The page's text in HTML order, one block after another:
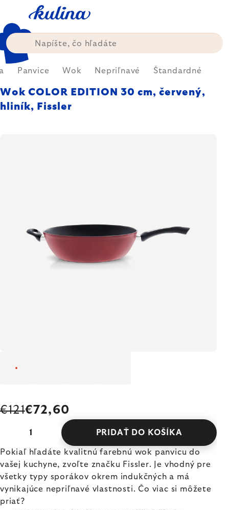
obsah
Panvice Wok Nepriľnavé Štandardné
Wok COLOR EDITION 30 cm, červený,
hliník, Fissler
€121€72,60
PRIDAŤ DO KOŠÍKA
Pokiaľ hľadáte kvalitnú farebnú wok panvicu do
vašej kuchyne, zvoľte značku Fissler. Je vhodný pre
všetky typy sporákov okrem indukčných a má
vynikajúce nepriľnavé vlastnosti. Čo viac si môžete
priať?